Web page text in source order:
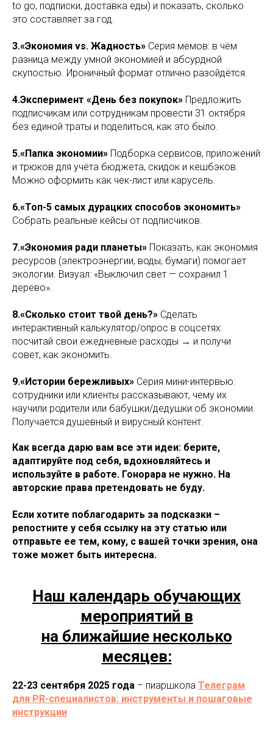
to go, подписки, доставка еды) и показать, сколько
это составляет за год.
3.«Экономия vs. Жадность» Серия мемов: в чём
разница между умной экономией и абсурдной
скупостью. Ироничный формат отлично разойдётся.
4.Эксперимент «День без покупок» Предложить
подписчикам или сотрудникам провести 31 октября
без единой траты и поделиться, как это было.
5.«Папка экономии» Подборка сервисов, приложений
и трюков для учёта бюджета, скидок и кешбэков.
Можно оформить как чек-лист или карусель.
6.«Топ-5 самых дурацких способов экономить»
Собрать реальные кейсы от подписчиков.
7.«Экономия ради планеты» Показать, как экономия
ресурсов (электроэнергии, воды, бумаги) помогает
экологии. Визуал: «Выключил свет — сохранил 1
дерево».
8.«Сколько стоит твой день?» Сделать
интерактивный калькулятор/опрос в соцсетях:
посчитай свои ежедневные расходы → и получи
совет, как экономить.
9.«Истории бережливых» Серия мини-интервью:
сотрудники или клиенты рассказывают, чему их
научили родители или бабушки/дедушки об экономии.
Получается душевный и вирусный контент.
Как всегда дарю вам все эти идеи: берите,
адаптируйте под себя, вдохновляйтесь и
используйте в работе. Гонорара не нужно. На
авторские права претендовать не буду.
Если хотите поблагодарить за подсказки –
репостните у себя ссылку на эту статью или
отправьте ее тем, кому, с вашей точки зрения, она
тоже может быть интересна.
Наш календарь обучающих
мероприятий в
на ближайшие несколько
месяцев:
22-23 сентября 2025 года – пиаршкола Телеграм
для PR-специалистов: инструменты и пошаговые
инструкции